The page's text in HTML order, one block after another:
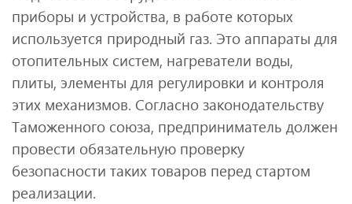
приборы и устройства, в работе которых
используется природный газ. Это аппараты для
отопительных систем, нагреватели воды,
плиты, элементы для регулировки и контроля
этих механизмов. Согласно законодательству
Таможенного союза, предприниматель должен
провести обязательную проверку
безопасности таких товаров перед стартом
реализации.